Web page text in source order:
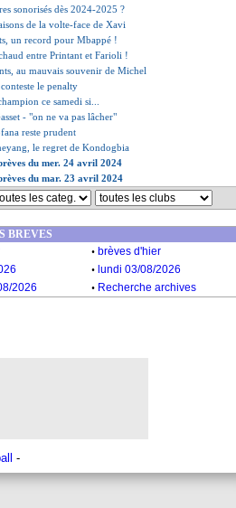
sonorisés dès 2024-2025 ?
de la volte-face de Xavi
un record pour Mbappé !
entre Printant et Farioli !
au mauvais souvenir de Michel
le penalty
ce samedi si...
- "on ne va pas lâcher"
reste prudent
le regret de Kondogbia
du mer. 24 avril 2024
du mar. 23 avril 2024
BREVES
. brèves d'hier
. lundi 03/08/2026
2026 . Recherche archives
-